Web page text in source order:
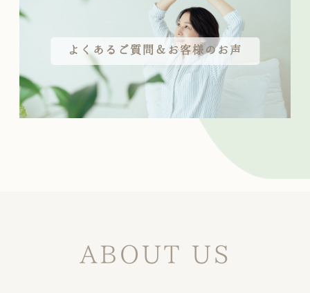
よくあるご質問＆お客様のお声
ABOUT US